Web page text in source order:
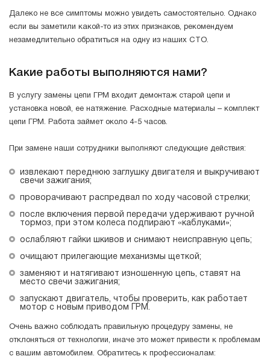
Далеко не все симптомы можно увидеть самостоятельно. Однако
если вы заметили какой-то из этих признаков, рекомендуем
незамедлительно обратиться на одну из наших СТО.
Какие работы выполняются нами?
В услугу замены цепи ГРМ входит демонтаж старой цепи и
установка новой, ее натяжение. Расходные материалы – комплект
цепи ГРМ. Работа займет около 4-5 часов.
При замене наши сотрудники выполняют следующие действия:
извлекают переднюю заглушку двигателя и выкручивают
свечи зажигания;
проворачивают распредвал по ходу часовой стрелки;
после включения первой передачи удерживают ручной
тормоз, при этом колеса подпирают «каблуками»;
ослабляют гайки шкивов и снимают неисправную цепь;
очищают прилегающие механизмы щеткой;
заменяют и натягивают изношенную цепь, ставят на
место свечи зажигания;
запускают двигатель, чтобы проверить, как работает
мотор с новым приводом ГРМ.
Очень важно соблюдать правильную процедуру замены, не
отклоняться от технологии, иначе это может привести к проблемам
с вашим автомобилем. Обратитесь к профессионалам: